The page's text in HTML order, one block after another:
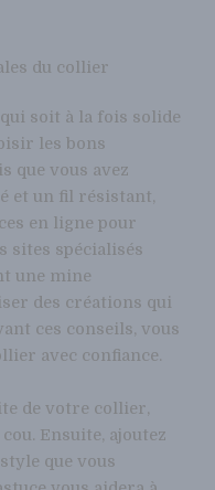
du collier
soit à la fois solide
les bons
que vous avez
et un fil résistant,
en ligne pour
sites spécialisés
une mine
des créations qui
ces conseils, vous
avec confiance.
de votre collier,
Ensuite, ajoutez
que vous